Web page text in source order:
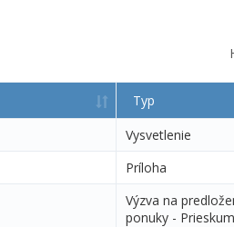
Typ
Vysvetlenie
Príloha
Výzva na
ponuky -